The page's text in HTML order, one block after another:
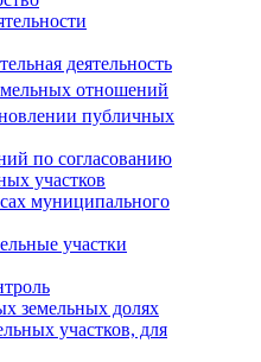
деятельность
отношений
публичных
по согласованию
участков
муниципального
участки
земельных долях
участков, для